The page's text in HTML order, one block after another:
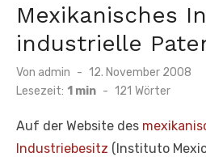
Mexikanisches
industrielle
Von admin
Veröffentlicht
am
12. November 2008
Lesezeit: 1 min - 121 Wörter
Auf der Website des
Industriebesitz (Instituto